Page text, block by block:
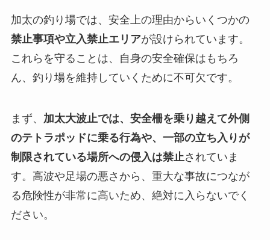
加太の釣り場では、安全上の理由からいくつかの
禁止事項や立入禁止エリアが設けられています。
これらを守ることは、自身の安全確保はもちろ
ん、釣り場を維持していくために不可欠です。
まず、 加太大波止では、安全柵を乗り越えて外側
のテトラポッドに乗る行為や、一部の立ち入りが
制限されている場所への侵入は禁止されていま
す。高波や足場の悪さから、重大な事故につなが
る危険性が非常に高いため、絶対に入らないでく
ださい。